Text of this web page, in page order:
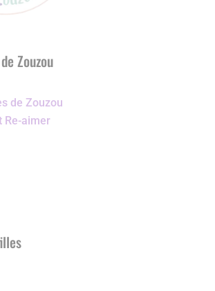
Zouzou
de Zouzou
Re-aimer